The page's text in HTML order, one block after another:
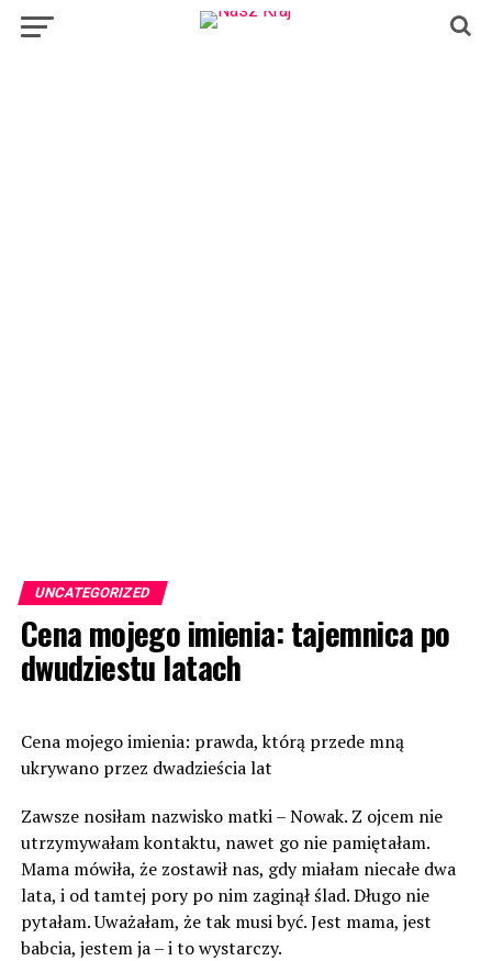
UNCATEGORIZED
Cena mojego imienia: tajemnica po
dwudziestu latach
Cena mojego imienia: prawda, którą przede mną
ukrywano przez dwadzieścia lat
Zawsze nosiłam nazwisko matki – Nowak. Z ojcem nie
utrzymywałam kontaktu, nawet go nie pamiętałam.
Mama mówiła, że zostawił nas, gdy miałam niecałe dwa
lata, i od tamtej pory po nim zaginął ślad. Długo nie
pytałam. Uważałam, że tak musi być. Jest mama, jest
babcia, jestem ja – i to wystarczy.